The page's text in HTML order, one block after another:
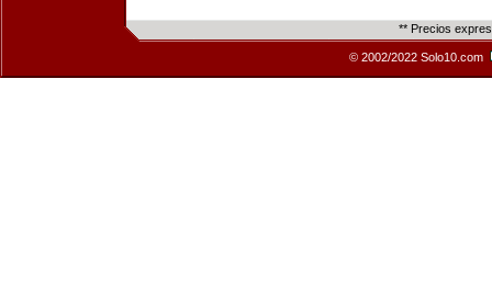
** Precios
© 2002/2022 Solo10.com